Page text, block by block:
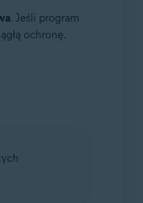
. Jeśli program
ochronę.